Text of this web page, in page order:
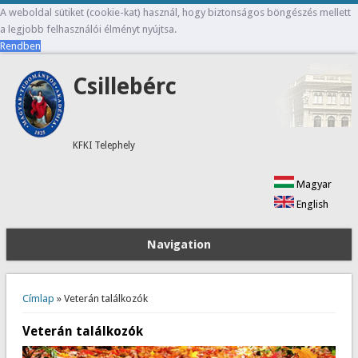
A weboldal sütiket (cookie-kat) használ, hogy biztonságos böngészés mellett
a legjobb felhasználói élményt nyújtsa.
Rendben
Csillebérc
KFKI Telephely
Magyar
English
Navigation
Jelenlegi hely
Címlap » Veterán találkozók
Veterán találkozók